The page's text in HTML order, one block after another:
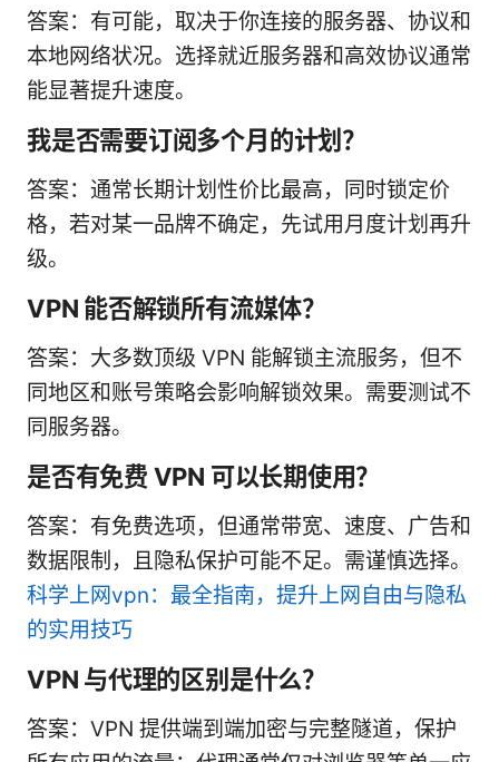
答案：有可能，取决于你连接的服务器、协议和
本地网络状况。选择就近服务器和高效协议通常
能显著提升速度。
我是否需要订阅多个月的计划？
答案：通常长期计划性价比最高，同时锁定价
格，若对某一品牌不确定，先试用月度计划再升
级。
VPN 能否解锁所有流媒体？
答案：大多数顶级 VPN 能解锁主流服务，但不
同地区和账号策略会影响解锁效果。需要测试不
同服务器。
是否有免费 VPN 可以长期使用？
答案：有免费选项，但通常带宽、速度、广告和
数据限制，且隐私保护可能不足。需谨慎选择。
科学上网vpn：最全指南，提升上网自由与隐私
的实用技巧
VPN 与代理的区别是什么？
答案：VPN 提供端到端加密与完整隧道，保护